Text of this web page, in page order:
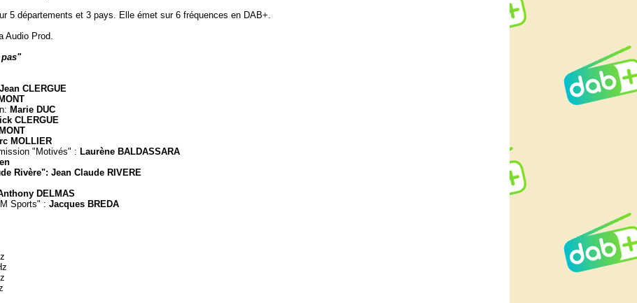
5 départements et 3 pays. Elle émet sur 6 fréquences en DAB+.
Audio Prod.
Jean CLERGUE
Marie DUC
CLERGUE
MOLLIER
"Motivés" : Laurène BALDASSARA
de Rivère": Jean Claude RIVERE
DELMAS
Sports" : Jacques BREDA